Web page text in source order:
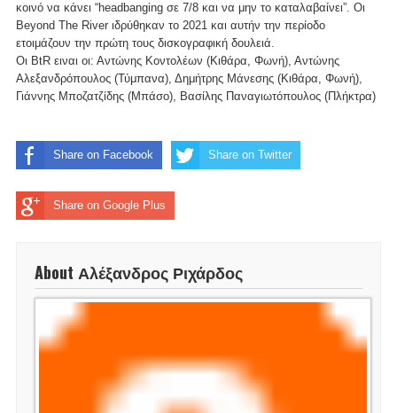
κοινό να κάνει “headbanging σε 7/8 και να μην το καταλαβαίνει”. Οι
Beyond The River ιδρύθηκαν το 2021 και αυτήν την περίοδο
ετοιμάζουν την πρώτη τους δισκογραφική δουλειά.
Οι BtR ειναι οι: Αντώνης Κοντολέων (Κιθάρα, Φωνή), Αντώνης
Αλεξανδρόπουλος (Τύμπανα), Δημήτρης Μάνεσης (Κιθάρα, Φωνή),
Γιάννης Μποζατζίδης (Μπάσο), Βασίλης Παναγιωτόπουλος (Πλήκτρα)
Share on Facebook Share on Twitter
Share on Google Plus
About Αλέξανδρος Ριχάρδος